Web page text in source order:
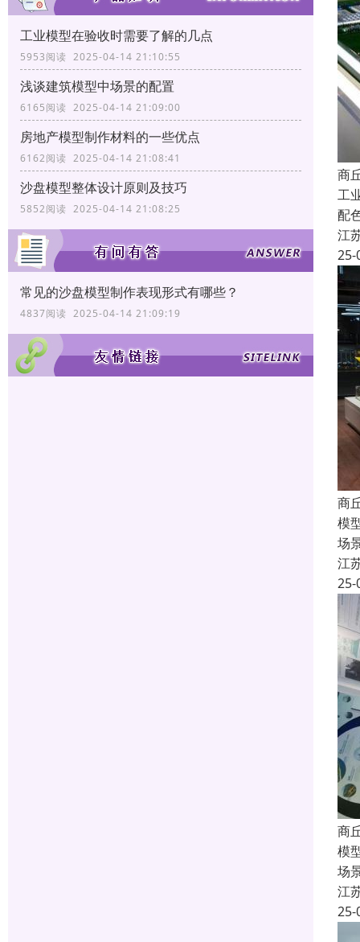
工业模型在验收时需要了解的几点
5953阅读 2025-04-14 21:10:55
浅谈建筑模型中场景的配置
6165阅读 2025-04-14 21:09:00
房地产模型制作材料的一些优点
6162阅读 2025-04-14 21:08:41
沙盘模型整体设计原则及技巧
5852阅读 2025-04-14 21:08:25
常见的沙盘模型制作表现形式有哪些？
4837阅读 2025-04-14 21:09:19
商
工
配
江
25-
商
模
场
江
25-
商
模
场
江
25-